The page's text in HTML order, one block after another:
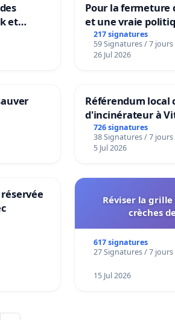
et
Pour la fermeture
et une vraie
la dépendance
217 signatures
59 Signatures / 7 jours
26 Jul 2026
Référendum local
d'incinérateur à
726 signatures
38 Signatures / 7 jours
5 Jul 2026
Réviser la
crèches
617 signatures
27 Signatures / 7 jours
15 Jul 2026